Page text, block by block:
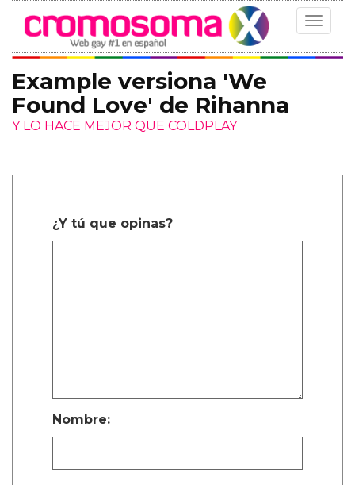
Toggle
Example versiona 'We
Found Love' de Rihanna
Y LO HACE MEJOR QUE COLDPLAY
¿Y tú que opinas?
Nombre: